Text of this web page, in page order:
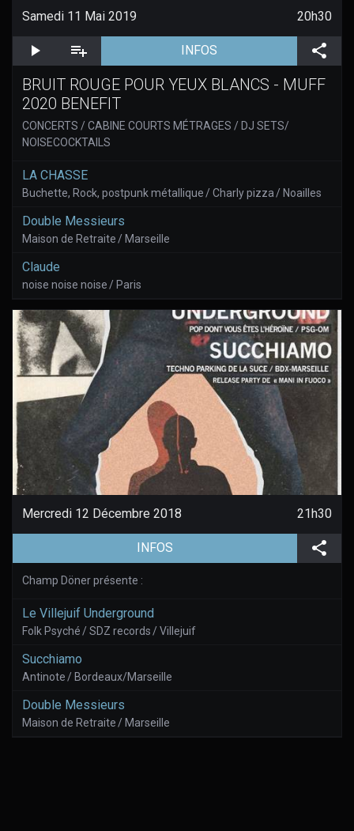
Samedi 11 Mai 2019 20h30
Écouter Ajouter 2 piste(s) à la liste de lecture
INFOS (aller à la page de
BRUIT ROUGE POUR YEUX BLANCS - MUFF
2020 BENEFIT
CONCERTS / CABINE COURTS MÉTRAGES / DJ SETS/
NOISECOCKTAILS
LA CHASSE
Buchette, Rock, postpunk métallique / Charly pizza / Noailles
Double Messieurs
Maison de Retraite / Marseille
Claude
noise noise noise / Paris
Mercredi 12 Décembre 2018 21h30
INFOS (aller à la page de l'évènement)
Champ Döner présente :
Le Villejuif Underground
Folk Psyché / SDZ records / Villejuif
Succhiamo
Antinote / Bordeaux/Marseille
Double Messieurs
Maison de Retraite / Marseille